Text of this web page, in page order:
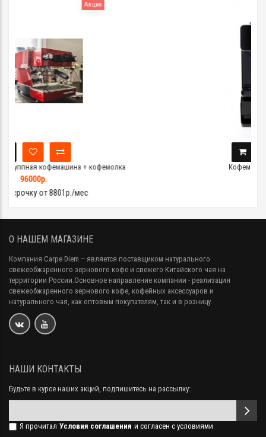
О НАШЕМ МАГАЗИНЕ
Компания Carpe Diem – является поставщиком натурального
свежеобжаренного зернового кофе и свежего Китайского чая на
территории России.Основное направление компании - реализация
свежеобжаренного зернового кофе, кофейных аксессуаров и
натурального чая, как оптовым покупателям, так и в розницу.
НАШИ КОНТАКТЫ
Будьте в курсе наших акций, подпишитесь на рассылку:
Я прочитал Условия соглашения и согласен с условиями